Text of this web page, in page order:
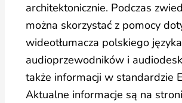
architektonicznie. Podczas
można skorzystać z pomocy
wideotłumacza polskiego
audioprzewodników i
także informacji w standardzie
Aktualne informacje są na